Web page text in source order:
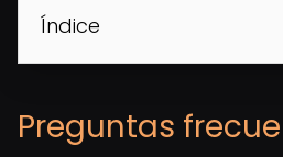
Índice
Preguntas